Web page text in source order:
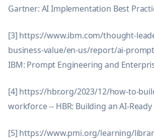
Gartner: AI Implementation Best
[3] https://www.ibm.com/thought-
business-value/en-us/report/ai-
IBM: Prompt Engineering and
[4] https://hbr.org/2023/12/how-to-
workforce -- HBR: Building an AI-
[5] https://www.pmi.org/learning/